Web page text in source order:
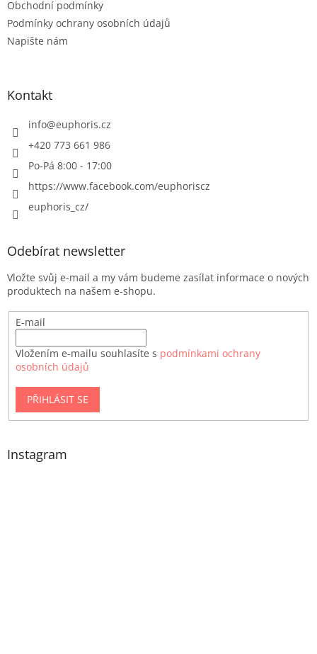
Obchodní podmínky
Podmínky ochrany osobních údajů
Napište nám
Kontakt
info@euphoris.cz
+420 773 661 986
Po-Pá 8:00 - 17:00
https://www.facebook.com/euphoriscz
euphoris_cz/
Odebírat newsletter
Vložte svůj e-mail a my vám budeme zasílat informace o nových
produktech na našem e-shopu.
E-mail
Vložením e-mailu souhlasíte s podmínkami ochrany
osobních údajů
PŘIHLÁSIT SE
Instagram